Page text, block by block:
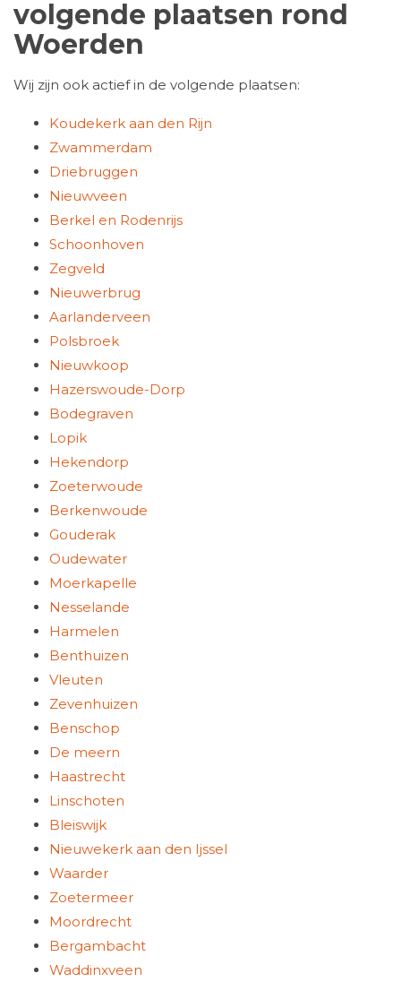
volgende plaatsen rond
Woerden
Wij zijn ook actief in de volgende plaatsen:
Koudekerk aan den Rijn
Zwammerdam
Driebruggen
Nieuwveen
Berkel en Rodenrijs
Schoonhoven
Zegveld
Nieuwerbrug
Aarlanderveen
Polsbroek
Nieuwkoop
Hazerswoude-Dorp
Bodegraven
Lopik
Hekendorp
Zoeterwoude
Berkenwoude
Gouderak
Oudewater
Moerkapelle
Nesselande
Harmelen
Benthuizen
Vleuten
Zevenhuizen
Benschop
De meern
Haastrecht
Linschoten
Bleiswijk
Nieuwekerk aan den Ijssel
Waarder
Zoetermeer
Moordrecht
Bergambacht
Waddinxveen